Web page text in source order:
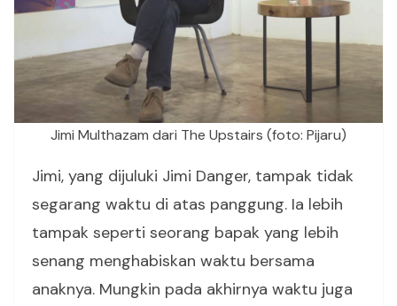
Jimi Multhazam dari The Upstairs (foto: Pijaru)
Jimi, yang dijuluki Jimi Danger, tampak tidak
segarang waktu di atas panggung. Ia lebih
tampak seperti seorang bapak yang lebih
senang menghabiskan waktu bersama
anaknya. Mungkin pada akhirnya waktu juga